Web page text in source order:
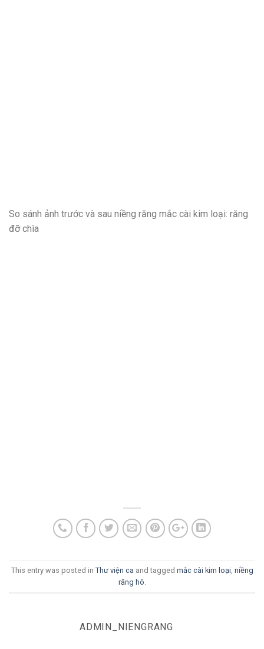
So sánh ảnh trước và sau niềng răng mắc cài kim loại: răng
đỡ chìa
This entry was posted in Thư viện ca and tagged mắc cài kim loại niềng
răng hô
ADMIN_NIENGRANG